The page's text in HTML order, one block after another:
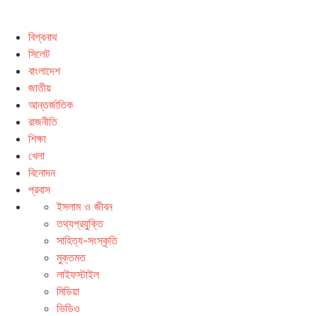
বিশ্বনাথ
সিলেট
বাংলাদেশ
জাতীয়
আন্তর্জাতিক
রাজনীতি
শিক্ষা
খেলা
বিনোদন
প্রবাস
ইসলাম ও জীবন
তথ্যপ্রযুক্তি
সাহিত্য-সংস্কৃতি
মুক্তমত
লাইফস্টাইল
মিডিয়া
ভিডিও